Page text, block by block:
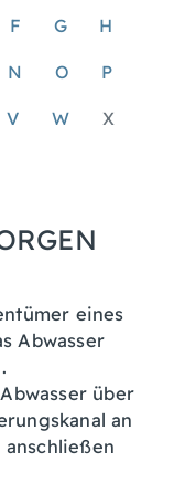
F G H
N O P
V W X
eines
Abwasser
über
an